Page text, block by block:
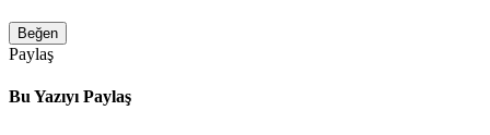
Beğen
Paylaş
Bu Yazıyı Paylaş